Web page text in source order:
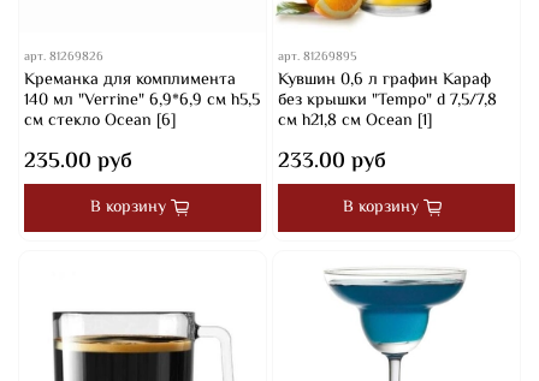
арт.81269826
Креманка для комплимента
140 мл "Verrine" 6,9*6,9 см h5,5
см стекло Ocean [6]
235.00 руб
В корзину
арт.81269895
Кувшин 0,6 л графин Караф
без крышки "Tempo" d 7,5/7,8
см h21,8 см Ocean [1]
233.00 руб
В корзину